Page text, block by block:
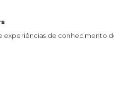
experiências de conhecimento